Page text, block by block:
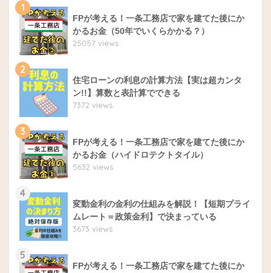
1
FPが考える！一条工務店で家を建てた後にか
かるお金（50年でいくらかかる？）
25057 views
2
住宅ローンの利息の計算方法【実は超カンタ
ン!!】算数と表計算でできる
7372 views
3
FPが考える！一条工務店で家を建てた後にか
かるお金（ハイドロテクトタイル）
5632 views
4
変動金利の金利の仕組みを解説！【短期プライ
ムレート＝政策金利】で決まっている
3673 views
5
FPが考える！一条工務店で家を建てた後にか